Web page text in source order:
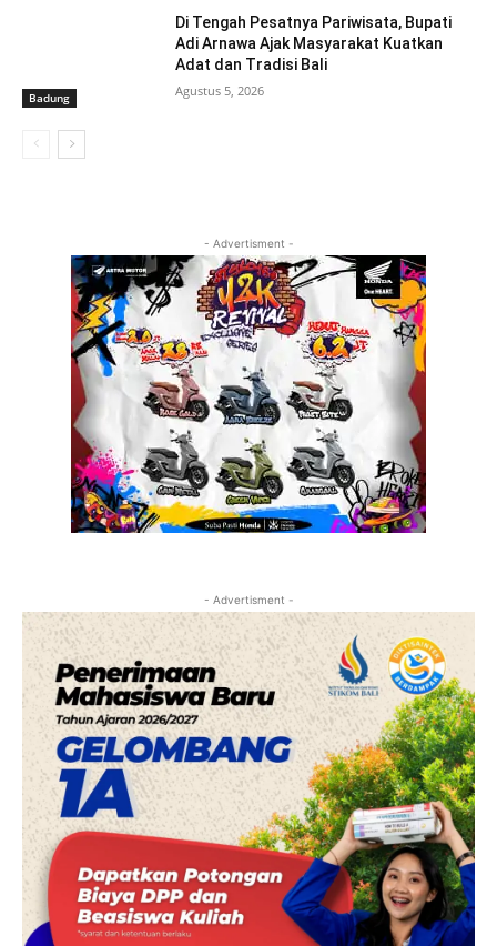
Badung
Di Tengah Pesatnya Pariwisata, Bupati
Adi Arnawa Ajak Masyarakat Kuatkan
Adat dan Tradisi Bali
Agustus 5, 2026
- Advertisment -
- Advertisment -